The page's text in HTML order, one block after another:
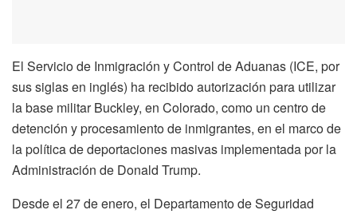
El Servicio de Inmigración y Control de Aduanas (ICE, por
sus siglas en inglés) ha recibido autorización para utilizar
la base militar Buckley, en Colorado, como un centro de
detención y procesamiento de inmigrantes, en el marco de
la política de deportaciones masivas implementada por la
Administración de Donald Trump.
Desde el 27 de enero, el Departamento de Seguridad